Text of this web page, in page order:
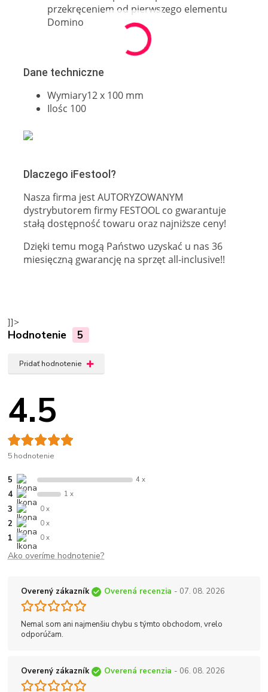
przekręceniem od pierwszego elementu
Domino
Dane techniczne
Wymiary12 x 100 mm
Ilośc 100
Dlaczego iFestool?
Nasza firma jest AUTORYZOWANYM
dystrybutorem firmy FESTOOL co gwarantuje
stałą dostępność towaru oraz najniższe ceny!
Dzięki temu mogą Państwo uzyskać u nas 36
miesięczną gwarancję na sprzęt all-inclusive!!
]]>
Hodnotenie 5
Pridať hodnotenie
4.5
5 hodnotenie
5 4 x
4 1 x
3 0 x
2 0 x
1 0 x
Ako overíme hodnotenie?
Overený zákazník Overená recenzia - 07. 08. 2026
Nemal som ani najmenšiu chybu s týmto obchodom, vrelo
odporúčam.
Overený zákazník Overená recenzia - 06. 08. 2026